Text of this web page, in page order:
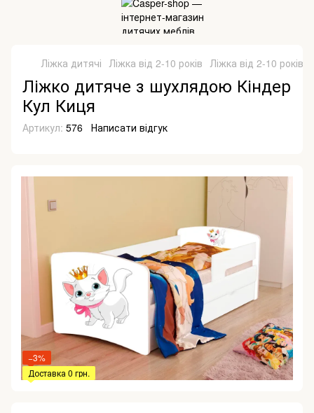
Ліжка дитячі Ліжка від 2-10 років Ліжка від 2-10 років
Ліжко дитяче з шухлядою Кіндер
Кул Киця
Артикул: 576 Написати відгук
−3%
Доставка 0 грн.